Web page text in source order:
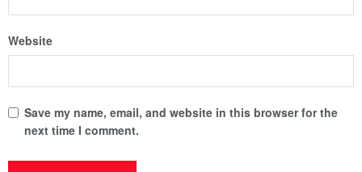
Website
Save my name, email, and website in this browser for the
next time I comment.